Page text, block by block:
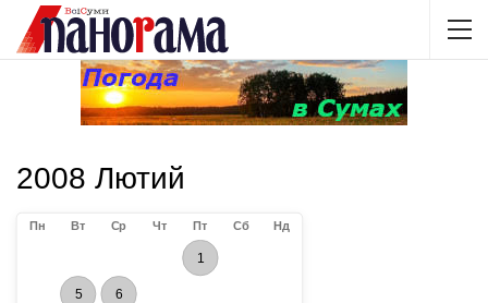
2008 Лютий
Пн Вт Ср Чт Пт Сб Нд
1
5 6